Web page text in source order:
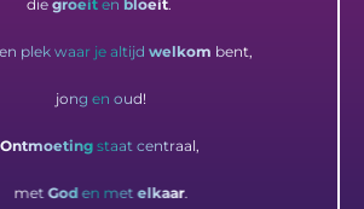
die groeit en bloeit.
plek waar je altijd welkom bent,
jong en oud!
Ontmoetingstaat centraal,
metGoden metelkaar.